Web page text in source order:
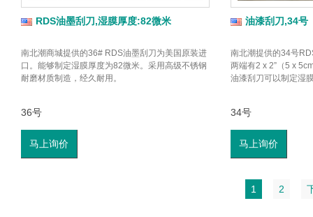
RDS油墨刮刀,湿膜厚度:82微米
南北潮商城提供的36# RDS油墨刮刀为美国原装进
口。能够制定湿膜厚度为82微米。采用高级不锈钢
耐磨材质制造，经久耐用。
36号
马上询价
油漆刮刀,34号
南北潮提供的34号
两端有2 x 2”（5 x
油漆刮刀可以制定湿
34号
马上询价
1 2